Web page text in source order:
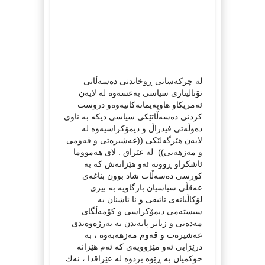
له‌ چركه‌ساتی ڕوخاندنی ده‌سه‌ڵاتی
تۆتالیتاری سیاسی به‌عسه‌وه‌ له‌ لایه‌ن
ئه‌مریكاو هاوپه‌یمانه‌كانیه‌وه‌و دروست
كردنی ده‌سه‌ڵاتێكی سیاسی دیكه‌ به‌ ناوی
ده‌وڵه‌تی فیدراڵ و دیمۆكراسیه‌وه‌ له‌
لایه‌ن هێزگه‌لێكی ((عه‌شیره‌تی و قه‌ومی
و مه‌زهه‌بی)) له‌ عێراق . لای هه‌مووما
ئاشكراو ڕوونه‌ ئه‌و هێزانه‌ش كه‌ به‌
كورسی ده‌سه‌ڵات شاد بوون بناغه‌ی
عه‌قڵی سیاسیان بارگاویه‌ به‌ بیری
لۆكاڵیانه‌ی تائیفی و نا ئاشنان به‌
سیسته‌می دیمۆكراسی و كۆمه‌ڵگای
مه‌ده‌نی و زیاتر پابه‌ندن به‌ به‌رژه‌وه‌ندی
عه‌شیره‌ت و قه‌وم مه‌زهه‌به‌وه‌ ، به‌
درێژایی ئه‌و مێژوویه‌ی كه‌ ئه‌م هێزانه‌
حوكمیان به‌ ڕێوه‌ بردوه‌ له‌ عێراقدا ، نه‌ك